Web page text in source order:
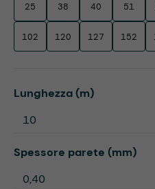
25 38 40 51
102 120 127 152
Select
Lunghezza (m)
Select
Spessore parete (mm)